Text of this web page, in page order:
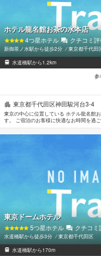
東京都千代田区神田駿河台3-4
東京の中心に位置している ホテル龍名館
す。 ご宿泊のお客様に快適なお時間を過
す。 ホテル龍名館お茶の水本店のスタッ
室はお客様の快適な睡眠をサポートする
ーネット, 無料ワイヤレス インターネッ
一日の疲れを癒すためにマッサージなど
ホテル龍名館お茶の水本店
4つ星ホテル クチコミ
新御茶ノ水駅から徒歩2分 ⁄東京都千代田
水道橋駅から1.2km
参
東京ドームホテル
5つ星ホテル クチコ
水道橋駅から徒歩3分 ⁄東京都千代田区
水道橋駅から170m